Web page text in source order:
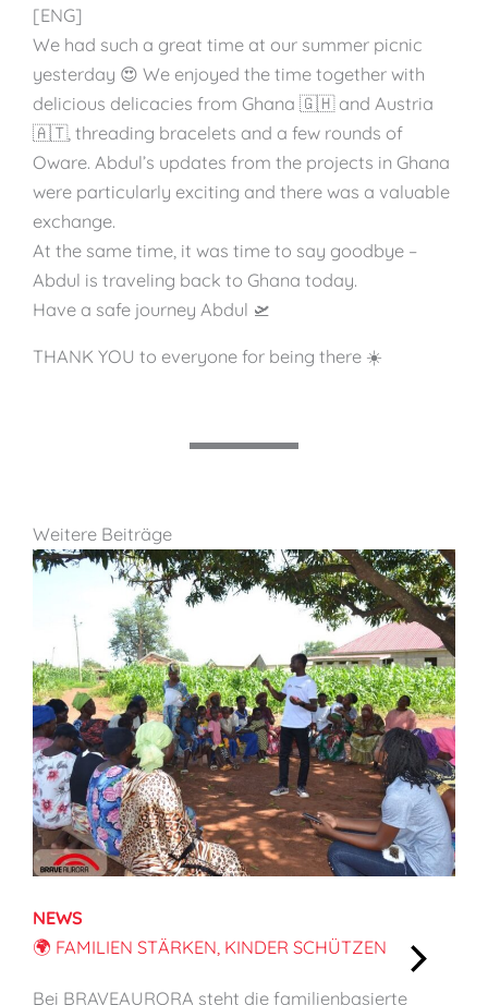
[ENG]
We had such a great time at our summer picnic
yesterday 😍 We enjoyed the time together with
delicious delicacies from Ghana 🇬🇭 and Austria
🇦🇹, threading bracelets and a few rounds of
Oware. Abdul’s updates from the projects in Ghana
were particularly exciting and there was a valuable
exchange.
At the same time, it was time to say goodbye –
Abdul is traveling back to Ghana today.
Have a safe journey Abdul 🛫
THANK YOU to everyone for being there ☀️
Weitere Beiträge
NEWS
🌍 FAMILIEN STÄRKEN, KINDER SCHÜTZEN
Bei BRAVEAURORA steht die familienbasierte